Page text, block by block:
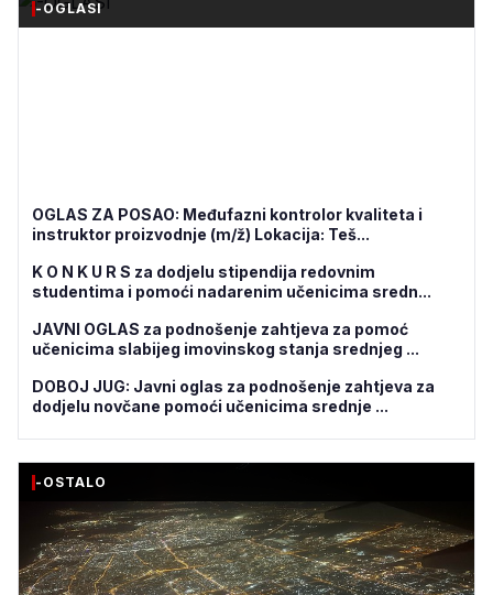
-OGLASI
OGLAS ZA POSAO: Međufazni kontrolor kvaliteta i
instruktor proizvodnje (m/ž) Lokacija: Teš...
K O N K U R S za dodjelu stipendija redovnim
studentima i pomoći nadarenim učenicima sredn...
JAVNI OGLAS za podnošenje zahtjeva za pomoć
učenicima slabijeg imovinskog stanja srednjeg ...
DOBOJ JUG: Javni oglas za podnošenje zahtjeva za
dodjelu novčane pomoći učenicima srednje ...
-OSTALO